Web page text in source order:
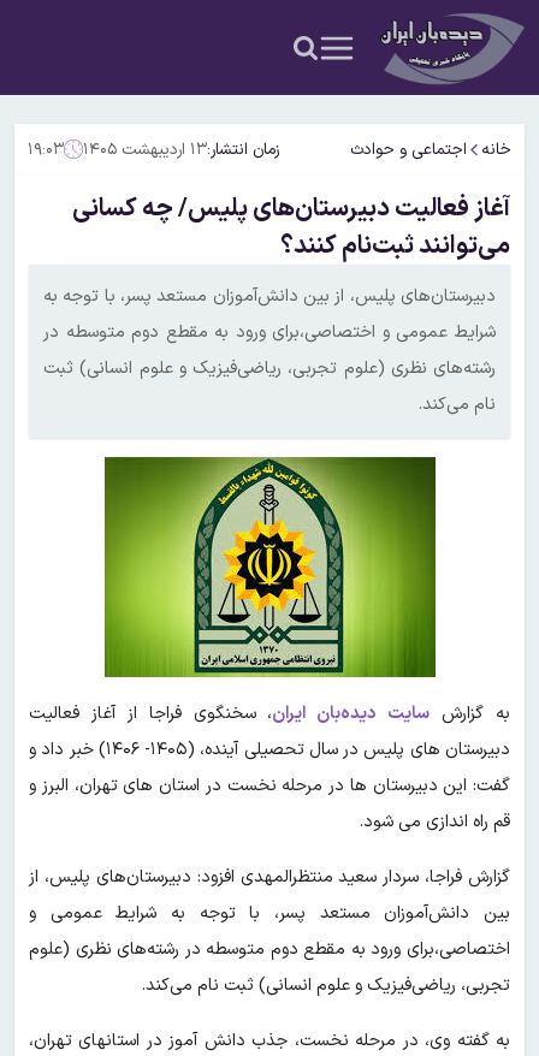
خانه اجتماعی و حوادث زمان انتشار:۱۳ اردیبهشت ۱۴۰۵ ۱۹:۰۳
آغاز فعالیت دبیرستان‌های پلیس/ چه کسانی
می‌توانند ثبت‌نام کنند؟
دبیرستان‌های پلیس، از بین دانش‌آموزان مستعد پسر، با توجه به
شرایط عمومی و اختصاصی،برای ورود به مقطع دوم متوسطه در
رشته‌های نظری (علوم تجربی، ریاضی‌فیزیک و علوم انسانی) ثبت
نام می‌کند.
به گزارش سایت دیده‌بان ایران، سخنگوی فراجا از آغاز فعالیت
دبیرستان های پلیس در سال تحصیلی آینده، (۱۴۰۵- ۱۴۰۶) خبر داد و
گفت: این دبیرستان ها در مرحله نخست در استان های تهران، البرز و
قم راه اندازی می شود.
گزارش فراجا، سردار سعید منتظرالمهدی افزود: دبیرستان‌های پلیس، از
بین دانش‌آموزان مستعد پسر، با توجه به شرایط عمومی و
اختصاصی،برای ورود به مقطع دوم متوسطه در رشته‌های نظری (علوم
تجربی، ریاضی‌فیزیک و علوم انسانی) ثبت نام می‌کند.
به گفته وی، در مرحله نخست، جذب دانش آموز در استانهای تهران،